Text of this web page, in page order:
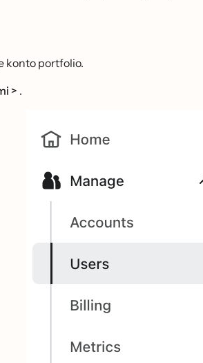
konto portfolio.
> .